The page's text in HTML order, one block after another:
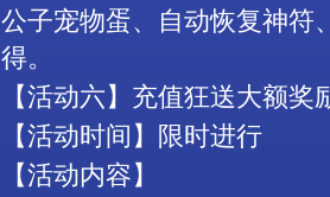
公子宠物蛋、自动恢复神符
得。
【活动六】充值狂送大额奖
【活动时间】限时进行
【活动内容】